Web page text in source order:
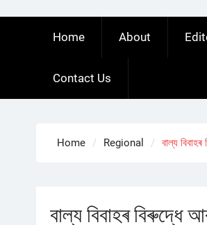
Home About
Contact Us
Home Regional বাল্য
বাল্য বিবাহৰ বিৰুদ্ধে